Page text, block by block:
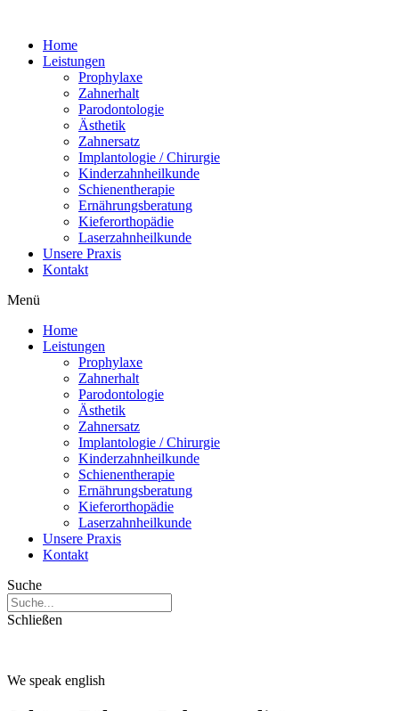
Home
Leistungen
Prophylaxe
Zahnerhalt
Parodontologie
Ästhetik
Zahnersatz
Implantologie / Chirurgie
Kinderzahnheilkunde
Schienentherapie
Ernährungsberatung
Kieferorthopädie
Laserzahnheilkunde
Unsere Praxis
Kontakt
Menü
Home
Leistungen
Prophylaxe
Zahnerhalt
Parodontologie
Ästhetik
Zahnersatz
Implantologie / Chirurgie
Kinderzahnheilkunde
Schienentherapie
Ernährungsberatung
Kieferorthopädie
Laserzahnheilkunde
Unsere Praxis
Kontakt
Suche
Schließen
We speak english